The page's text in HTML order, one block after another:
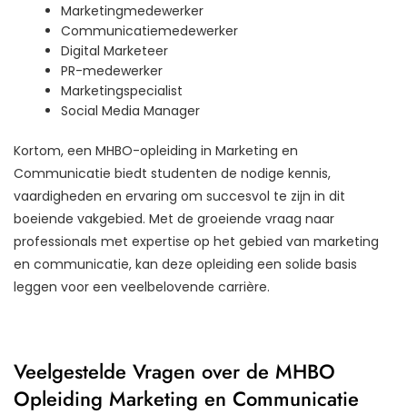
Marketingmedewerker
Communicatiemedewerker
Digital Marketeer
PR-medewerker
Marketingspecialist
Social Media Manager
Kortom, een MHBO-opleiding in Marketing en
Communicatie biedt studenten de nodige kennis,
vaardigheden en ervaring om succesvol te zijn in dit
boeiende vakgebied. Met de groeiende vraag naar
professionals met expertise op het gebied van marketing
en communicatie, kan deze opleiding een solide basis
leggen voor een veelbelovende carrière.
Veelgestelde Vragen over de MHBO
Opleiding Marketing en Communicatie